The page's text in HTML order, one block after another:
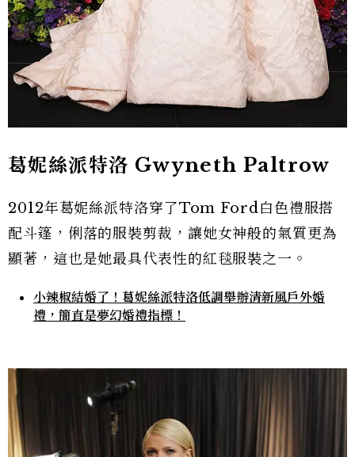
葛妮絲派特洛 Gwyneth Paltrow
2012年葛妮絲派特洛穿了Tom Ford白色禮服搭
配斗篷，俐落的服裝剪裁，讓她女神般的氣質更為
顯著，這也是她最具代表性的紅毯服裝之一。
小辣椒結婚了！葛妮絲派特洛低調舉辦清新風戶外婚
禮，簡直是夢幻婚禮指標！